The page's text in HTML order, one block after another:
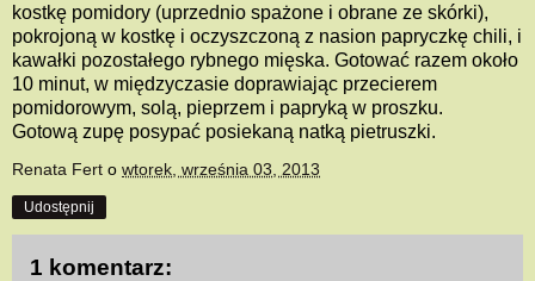
kostkę pomidory (uprzednio spażone i obrane ze skórki),
pokrojoną w kostkę i oczyszczoną z nasion papryczkę chili, i
kawałki pozostałego rybnego mięska. Gotować razem około
10 minut, w międzyczasie doprawiając przecierem
pomidorowym, solą, pieprzem i papryką w proszku.
Gotową zupę posypać posiekaną natką pietruszki.
Renata Fert o wtorek, września 03, 2013
Udostępnij
1 komentarz: